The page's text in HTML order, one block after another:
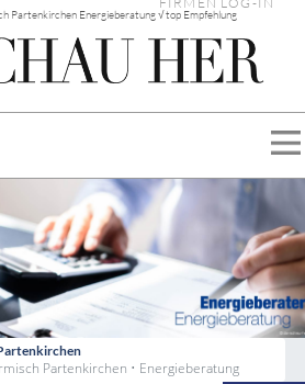
Partenkirchen Energieberatung √ top Empfehlung
Partenkirchen • Energieberatung